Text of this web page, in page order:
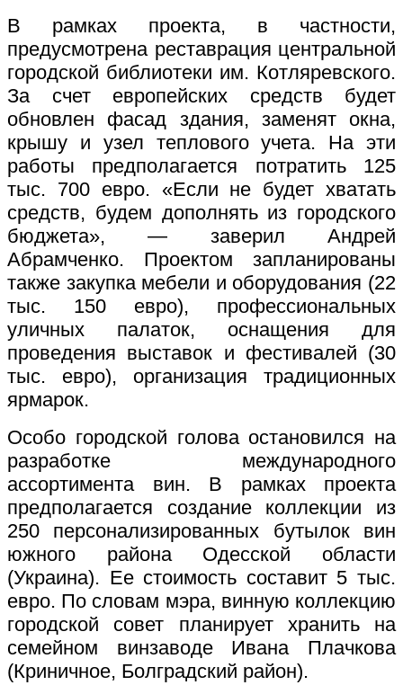
В рамках проекта, в частности,
предусмотрена реставрация центральной
городской библиотеки им. Котляревского.
За счет европейских средств будет
обновлен фасад здания, заменят окна,
крышу и узел теплового учета. На эти
работы предполагается потратить 125
тыс. 700 евро. «Если не будет хватать
средств, будем дополнять из городского
бюджета», — заверил Андрей
Абрамченко. Проектом запланированы
также закупка мебели и оборудования (22
тыс. 150 евро), профессиональных
уличных палаток, оснащения для
проведения выставок и фестивалей (30
тыс. евро), организация традиционных
ярмарок.
Особо городской голова остановился на
разработке международного
ассортимента вин. В рамках проекта
предполагается создание коллекции из
250 персонализированных бутылок вин
южного района Одесской области
(Украина). Ее стоимость составит 5 тыс.
евро. По словам мэра, винную коллекцию
городской совет планирует хранить на
семейном винзаводе Ивана Плачкова
(Криничное, Болградский район).